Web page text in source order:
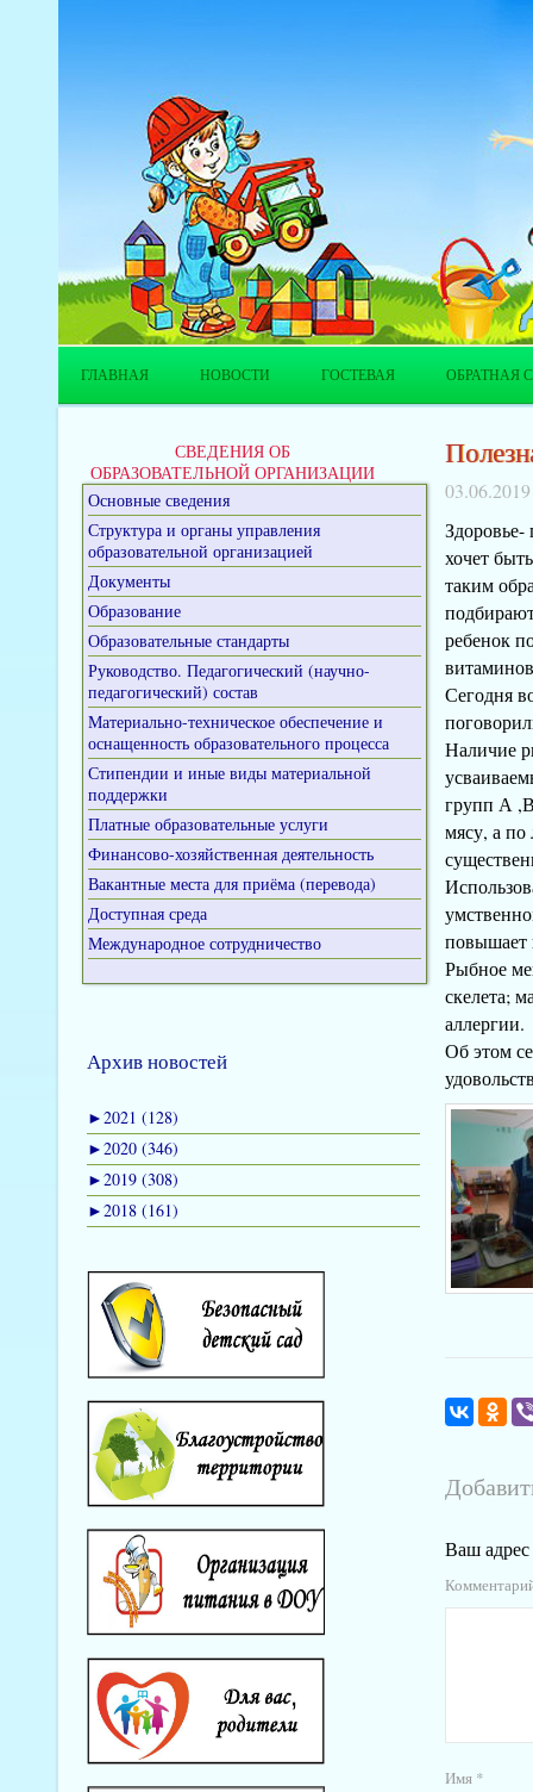
ГЛАВНАЯ НОВОСТИ ГОСТЕВАЯ ОБРАТНАЯ
СВЕДЕНИЯ ОБ
ОБРАЗОВАТЕЛЬНОЙ ОРГАНИЗАЦИИ
Основные сведения
Структура и органы управления
образовательной организацией
Документы
Образование
Образовательные стандарты
Руководство. Педагогический (научно-
педагогический) состав
Материально-техническое обеспечение и
оснащенность образовательного процесса
Стипендии и иные виды материальной
поддержки
Платные образовательные услуги
Финансово-хозяйственная деятельность
Вакантные места для приёма (перевода)
Доступная среда
Международное сотрудничество
Архив новостей
►2021 (128)
►2020 (346)
►2019 (308)
►2018 (161)
03.06.2019
хочет
таким
ребенок
Сегодня
Наличие
групп А
мясу, а по
повышает
Рыбное
скелета;
аллергии.
Об этом
Ваш адрес
Имя *